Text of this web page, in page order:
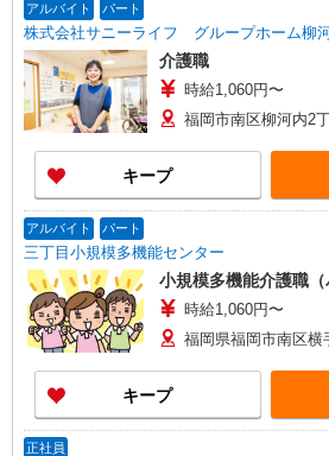
給。 ※夜勤手当1回あた
勘案し決定する ※1年目
更の可能性あり
アルバイト パート
株式会社サニーライフ グループホーム柳
介護職
時給1,060円〜
福岡市南区柳河内2
キープ
アルバイト パート
三丁目小規模多機能センター
小規模多機能介護職（
時給1,060円〜
福岡県福岡市南区横
キープ
正社員